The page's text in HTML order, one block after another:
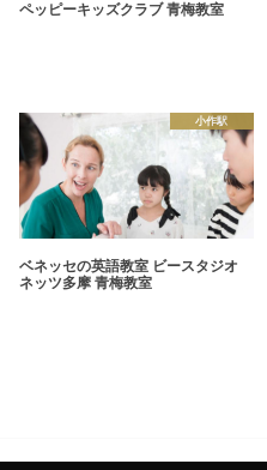
ペッピーキッズクラブ 青梅教室
小作駅
ベネッセの英語教室 ビースタジオ
ネッツ多摩 青梅教室